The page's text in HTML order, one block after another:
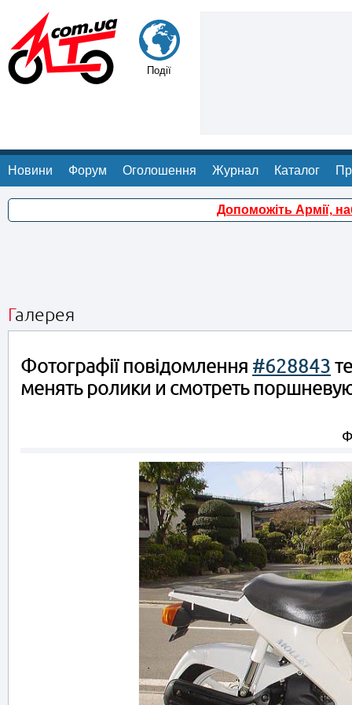
Події
Новини Форум Оголошення Журнал Каталог
Допоможіть Армії,
Галерея
Фотографії повідомлення #628843
менять ролики и смотреть